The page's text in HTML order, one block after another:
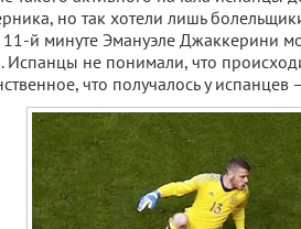
но так хотели лишь
й минуте Эмануэле Джаккерини
Испанцы не понимали, что
что получалось у